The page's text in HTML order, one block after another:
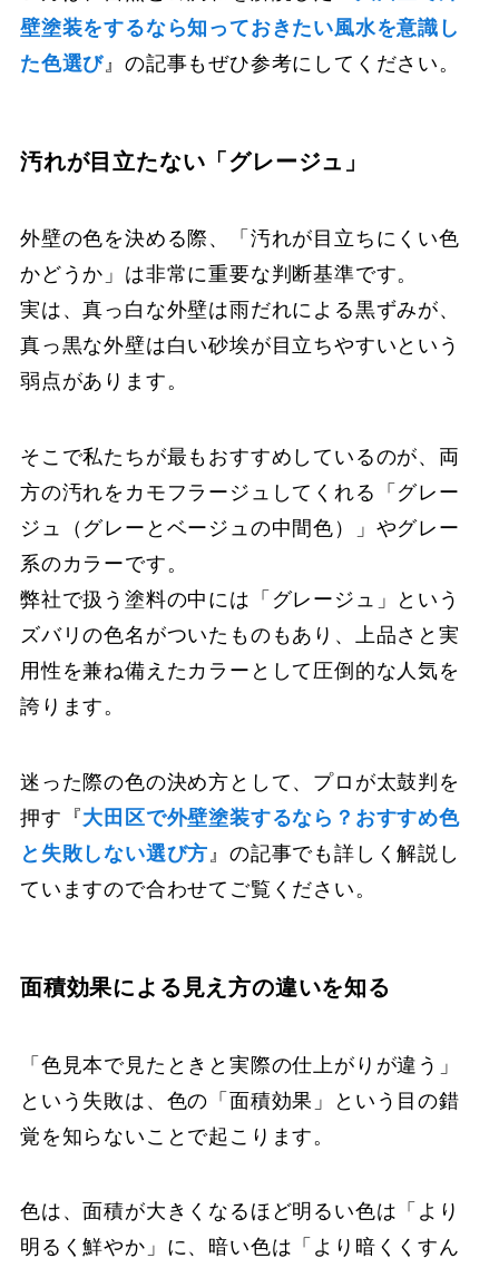
壁塗装をするなら知っておきたい風水を意識し
た色選び 』の記事もぜひ参考にしてください。
汚れが目立たない「グレージュ」
外壁の色を決める際、「汚れが目立ちにくい色
かどうか」は非常に重要な判断基準です。
実は、真っ白な外壁は雨だれによる黒ずみが、
真っ黒な外壁は白い砂埃が目立ちやすいという
弱点があります。
そこで私たちが最もおすすめしているのが、両
方の汚れをカモフラージュしてくれる「グレー
ジュ（グレーとベージュの中間色）」やグレー
系のカラーです。
弊社で扱う塗料の中には「グレージュ」という
ズバリの色名がついたものもあり、上品さと実
用性を兼ね備えたカラーとして圧倒的な人気を
誇ります。
迷った際の色の決め方として、プロが太鼓判を
押す『大田区で外壁塗装するなら？おすすめ色
と失敗しない選び方』の記事でも詳しく解説し
ていますので合わせてご覧ください。
面積効果による見え方の違いを知る
「色見本で見たときと実際の仕上がりが違う」
という失敗は、色の「面積効果」という目の錯
覚を知らないことで起こります。
色は、面積が大きくなるほど明るい色は「より
明るく鮮やか」に、暗い色は「より暗くくすん